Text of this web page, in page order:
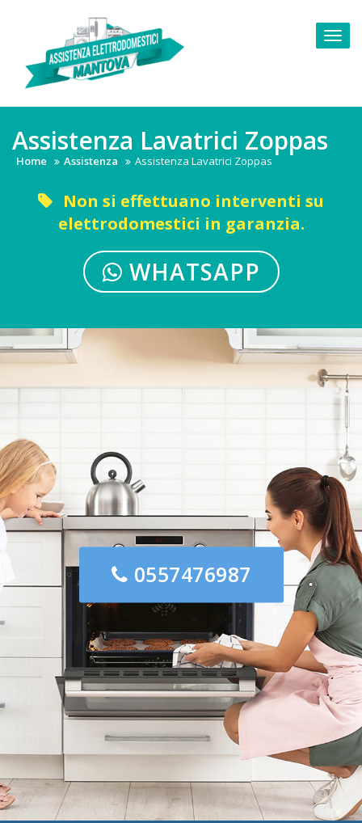
Assistenza Lavatrici Zoppas
Home Assistenza Assistenza Lavatrici Zoppas
Non si effettuano interventi su
elettrodomestici in garanzia.
WHATSAPP
0557476987